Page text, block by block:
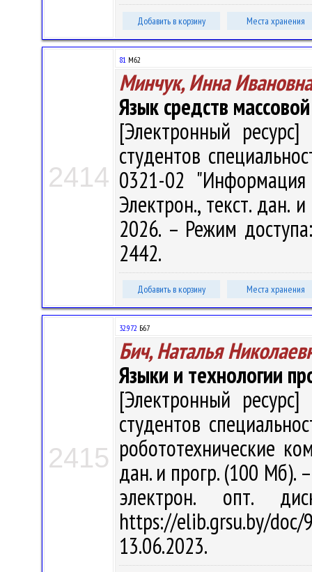
Добавить в корзину Места хранения
2414
81 М62
Минчук, Инна Ивановна
Язык средств
[Электронный
студентов
0321-02
Электрон., текст. дан.
2026. – Режим
2442.
Добавить в корзину Места хранения
2415
32.972 Б67
Бич, Наталья
Языки и технологии
[Электронный
студентов
робототехнические
дан. и прогр. (100 Мб).
электрон. опт.
https://elib.grsu.by/
13.06.2023.